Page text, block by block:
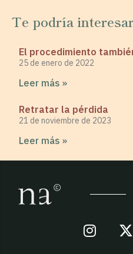
Te podría
El procedimiento
25 de enero de 2022
Leer más »
Retratar la pérdida
21 de noviembre de 2023
Leer más »